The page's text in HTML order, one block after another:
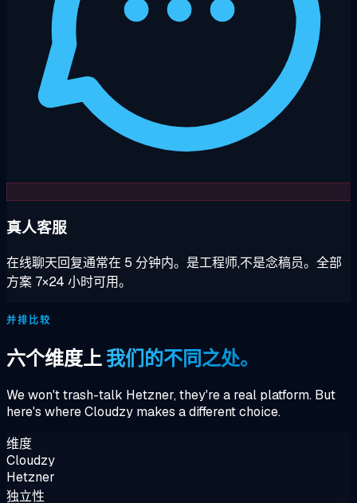
真人客服
在线聊天回复通常在 5 分钟内。是工程师,不是念稿员。全部
方案 7×24 小时可用。
并排比较
六个维度上我们的不同之处。
We won't trash-talk Hetzner, they're a real platform. But
here's where Cloudzy makes a different choice.
维度
Cloudzy
Hetzner
独立性